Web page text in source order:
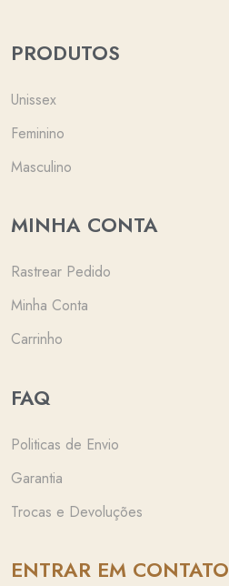
PRODUTOS
Unissex
Feminino
Masculino
MINHA CONTA
Rastrear Pedido
Minha Conta
Carrinho
FAQ
Politicas de Envio
Garantia
Trocas e Devoluções
ENTRAR EM CONTATO